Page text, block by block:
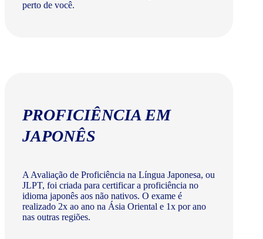
perto de você.
PROFICIÊNCIA EM
JAPONÊS
A Avaliação de Proficiência na Língua Japonesa, ou
JLPT, foi criada para certificar a proficiência no
idioma japonês aos não nativos. O exame é
realizado 2x ao ano na Ásia Oriental e 1x por ano
nas outras regiões.